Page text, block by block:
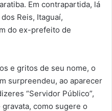
Em contrapartida, lá
Reis, Itaguaí,
do ex-prefeito de
e gritos de seu nome, o
surpreendeu, ao aparecer
“Servidor Público”,
como sugere o